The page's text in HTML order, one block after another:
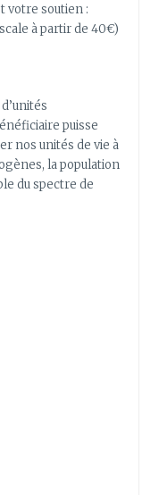
votre soutien :
à partir de 40€)
puisse
nos unités de vie à
la population
du spectre de